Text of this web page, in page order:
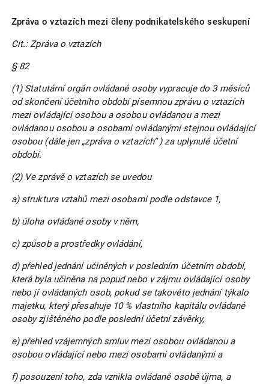
Zpráva o vztazích mezi členy podnikatelského seskupení
Cit.: Zpráva o vztazích
§ 82
(1) Statutární orgán ovládané osoby vypracuje do 3 měsíců
od skončení účetního období písemnou zprávu o vztazích
mezi ovládající osobou a osobou ovládanou a mezi
ovládanou osobou a osobami ovládanými stejnou ovládající
osobou (dále jen „zpráva o vztazích“ ) za uplynulé účetní
období.
(2) Ve zprávě o vztazích se uvedou
a) struktura vztahů mezi osobami podle odstavce 1,
b) úloha ovládané osoby v něm,
c) způsob a prostředky ovládání,
d) přehled jednání učiněných v posledním účetním období,
která byla učiněna na popud nebo v zájmu ovládající osoby
nebo jí ovládaných osob, pokud se takovéto jednání týkalo
majetku, který přesahuje 10 % vlastního kapitálu ovládané
osoby zjištěného podle poslední účetní závěrky,
e) přehled vzájemných smluv mezi osobou ovládanou a
osobou ovládající nebo mezi osobami ovládanými a
f) posouzení toho, zda vznikla ovládané osobě újma, a